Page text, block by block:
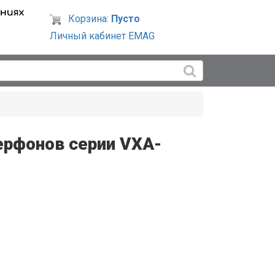
Корзина: Пусто
Личный кабинет EMAG
серии VXA-